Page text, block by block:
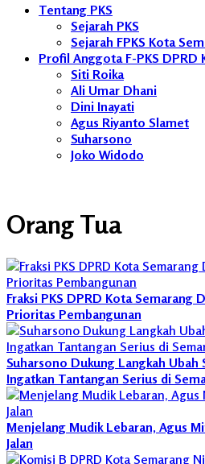
Tentang PKS
Sejarah PKS
Sejarah FPKS Kota
Profil Anggota F-PKS DPRD
Siti Roika
Ali Umar Dhani
Dini Inayati
Agus Riyanto Slamet
Suharsono
Joko Widodo
Orang Tua
Fraksi PKS DPRD Kota Semarang
Prioritas Pembangunan
Suharsono Dukung Langkah Ubah
Ingatkan Tantangan Serius di
Menjelang Mudik Lebaran, Agus
Jalan